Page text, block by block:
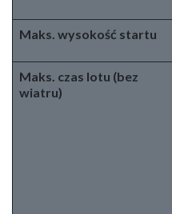
Maks. wysokość startu
Maks. czas lotu (bez
wiatru)